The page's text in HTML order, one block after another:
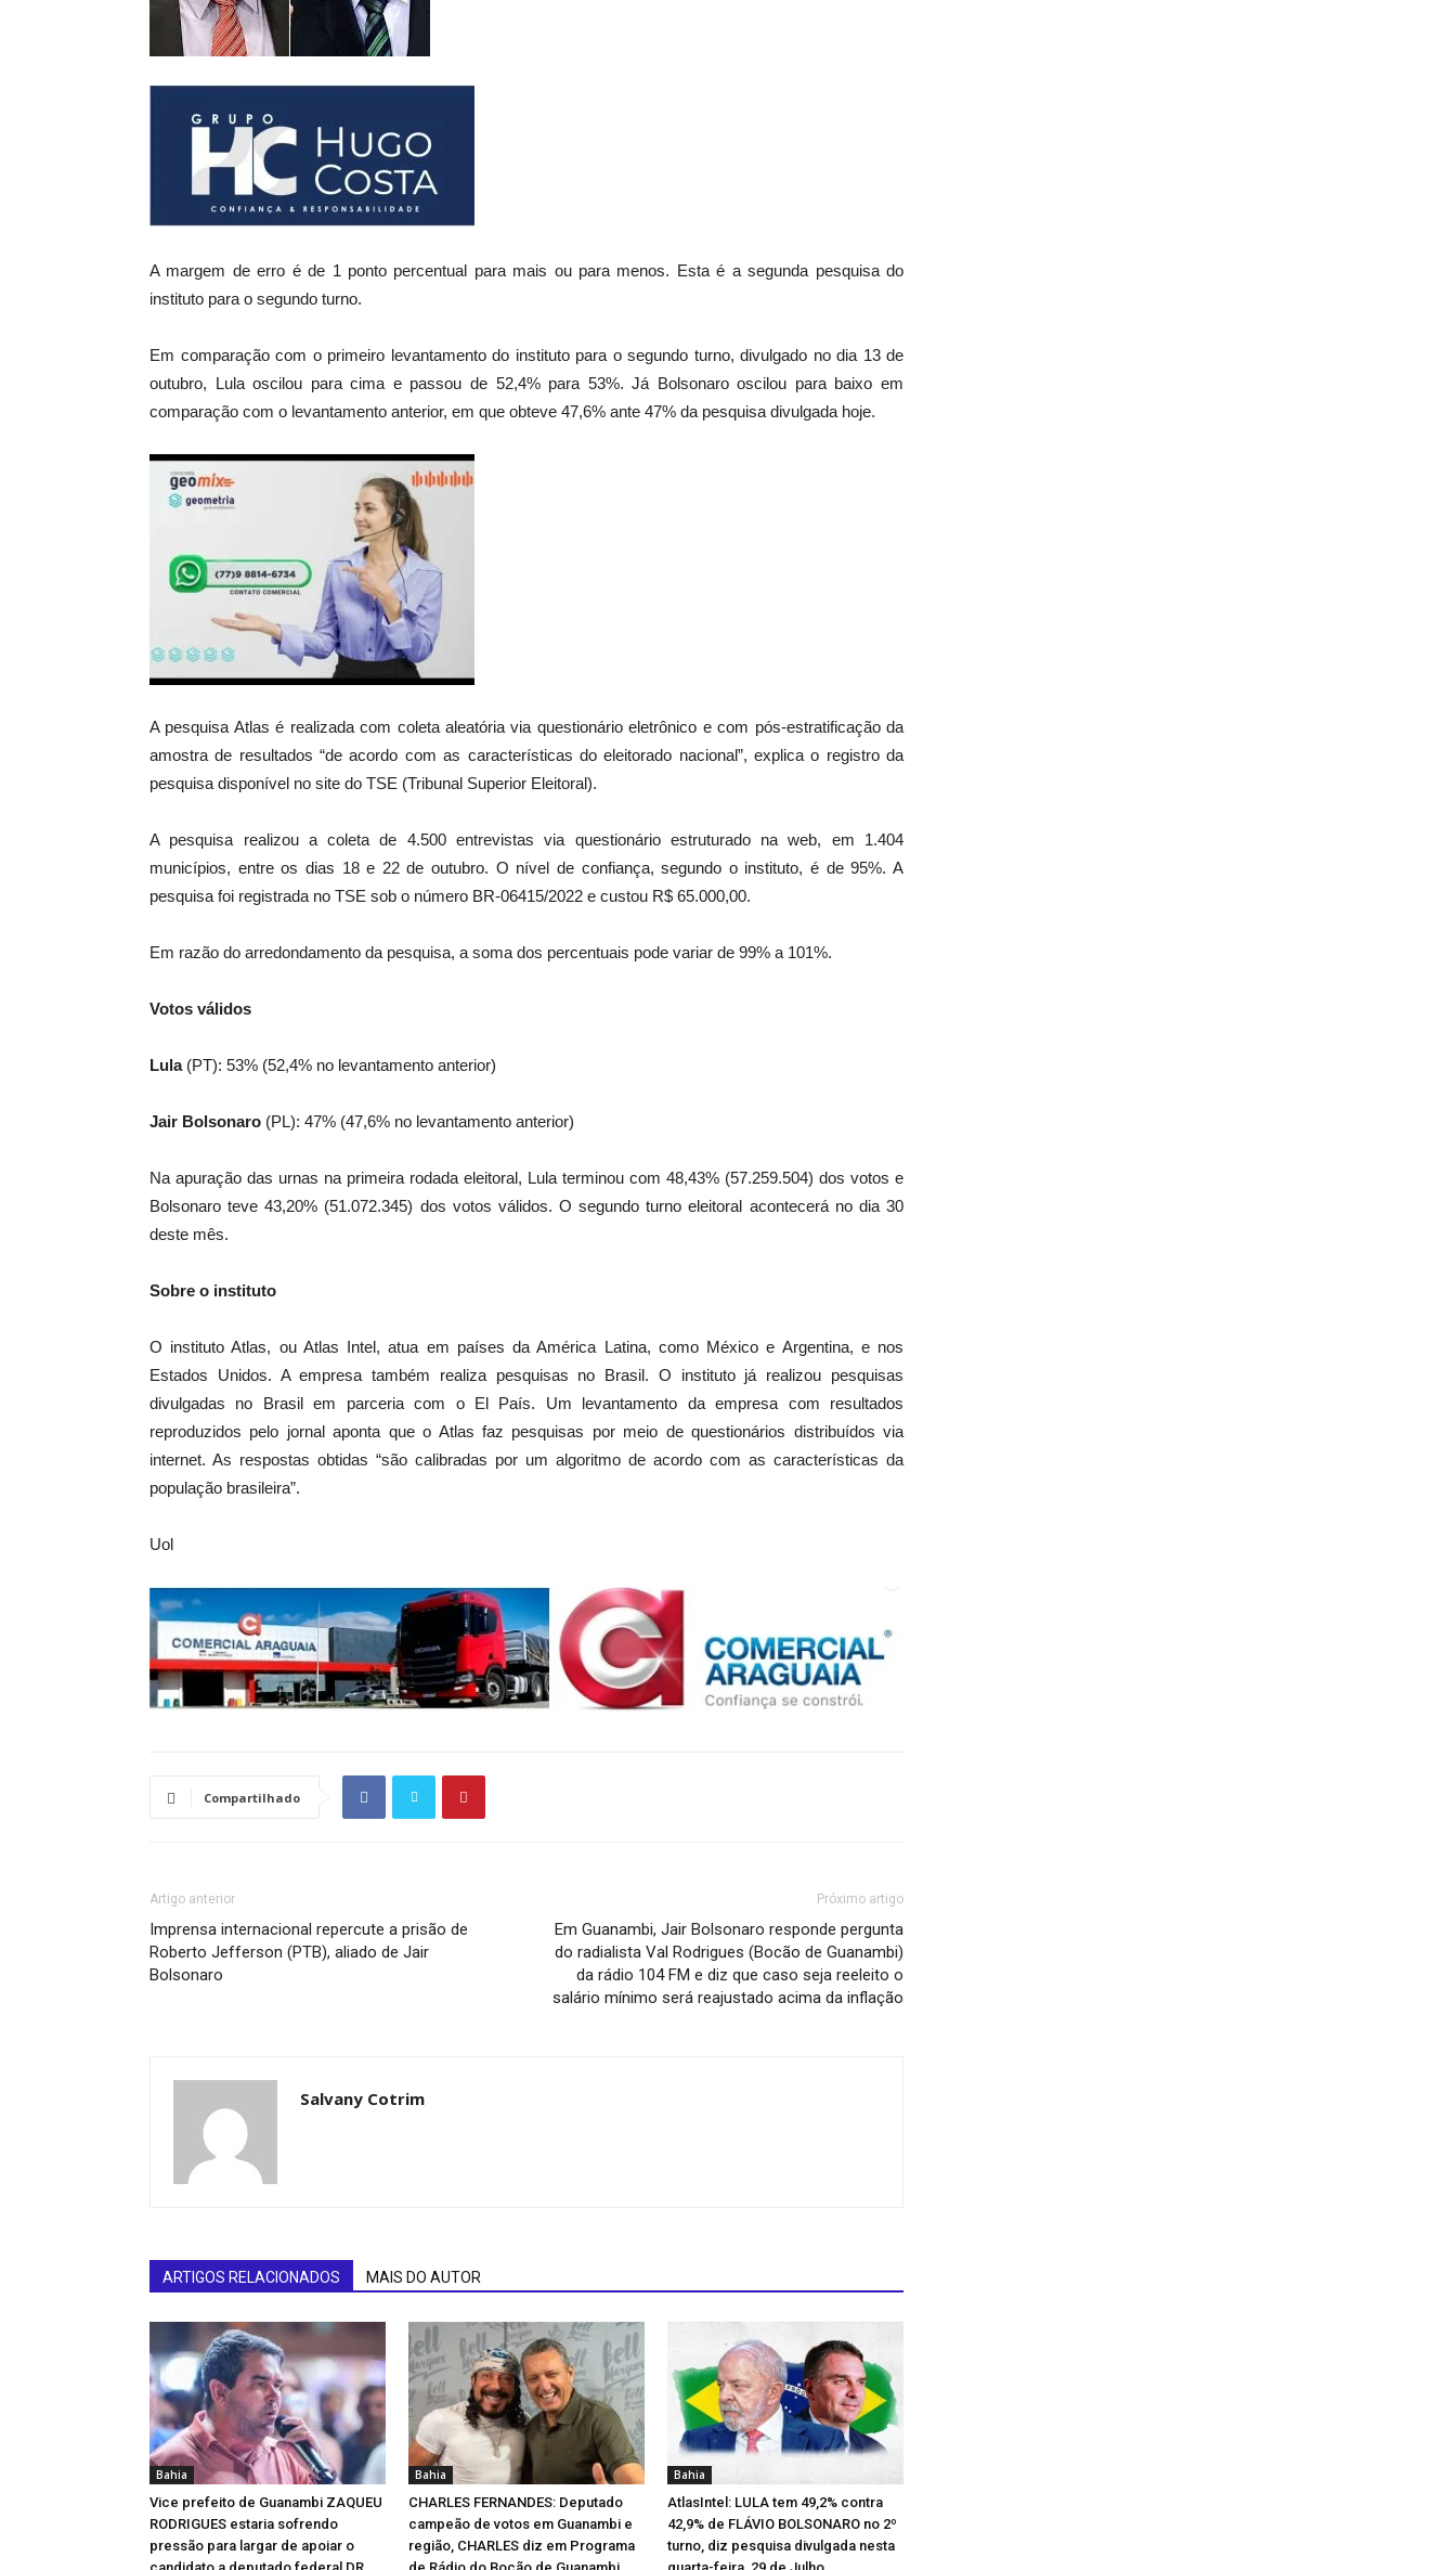
A margem de erro é de 1 ponto percentual para mais ou para menos. Esta é a segunda pesquisa do
instituto para o segundo turno.
Em comparação com o primeiro levantamento do instituto para o segundo turno, divulgado no dia 13 de
outubro, Lula oscilou para cima e passou de 52,4% para 53%. Já Bolsonaro oscilou para baixo em
comparação com o levantamento anterior, em que obteve 47,6% ante 47% da pesquisa divulgada hoje.
A pesquisa Atlas é realizada com coleta aleatória via questionário eletrônico e com pós-estratificação da
amostra de resultados “de acordo com as características do eleitorado nacional”, explica o registro da
pesquisa disponível no site do TSE (Tribunal Superior Eleitoral).
A pesquisa realizou a coleta de 4.500 entrevistas via questionário estruturado na web, em 1.404
municípios, entre os dias 18 e 22 de outubro. O nível de confiança, segundo o instituto, é de 95%. A
pesquisa foi registrada no TSE sob o número BR-06415/2022 e custou R$ 65.000,00.
Em razão do arredondamento da pesquisa, a soma dos percentuais pode variar de 99% a 101%.
Votos válidos
Lula(PT): 53% (52,4% no levantamento anterior)
Jair Bolsonaro (PL): 47% (47,6% no levantamento anterior)
Na apuração das urnas na primeira rodada eleitoral, Lula terminou com 48,43% (57.259.504) dos votos e
Bolsonaro teve 43,20% (51.072.345) dos votos válidos. O segundo turno eleitoral acontecerá no dia 30
deste mês.
Sobre o instituto
O instituto Atlas, ou Atlas Intel, atua em países da América Latina, como México e Argentina, e nos
Estados Unidos. A empresa também realiza pesquisas no Brasil. O instituto já realizou pesquisas
divulgadas no Brasil em parceria com o El País. Um levantamento da empresa com resultados
reproduzidos pelo jornal aponta que o Atlas faz pesquisas por meio de questionários distribuídos via
internet. As respostas obtidas “são calibradas por um algoritmo de acordo com as características da
população brasileira”.
Uol
Compartilhado
Artigo anterior
Imprensa internacional repercute a prisão de
Roberto Jefferson (PTB), aliado de Jair
Bolsonaro
Próximo artigo
Em Guanambi, Jair Bolsonaro responde pergunta
do radialista Val Rodrigues (Bocão de Guanambi)
da rádio 104 FM e diz que caso seja reeleito o
salário mínimo será reajustado acima da inflação
Salvany Cotrim
ARTIGOS RELACIONADOS MAIS DO AUTOR
Bahia
Vice prefeito de Guanambi ZAQUEU
RODRIGUES estaria sofrendo
pressão para largar de apoiar o
Bahia
CHARLES FERNANDES: Deputado
campeão de votos em Guanambi e
região, CHARLES diz em Programa
Bahia
AtlasIntel: LULA tem 49,2% contra
42,9% de FLÁVIO BOLSONARO no 2º
turno, diz pesquisa divulgada nesta